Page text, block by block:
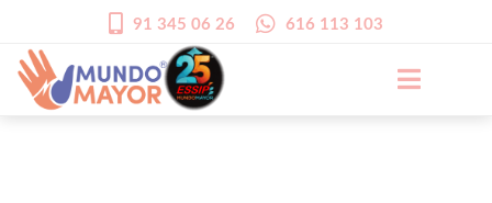
91 345 06 26 616 113 103